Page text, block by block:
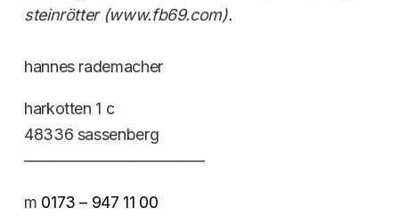
steinrötter (www.fb69.com).
hannes rademacher
harkotten 1 c
48336 sassenberg
———————————–
m 0173 – 947 11 00